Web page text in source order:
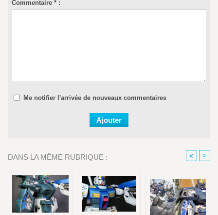
Commentaire * :
Me notifier l'arrivée de nouveaux commentaires
DANS LA MÊME RUBRIQUE : < >